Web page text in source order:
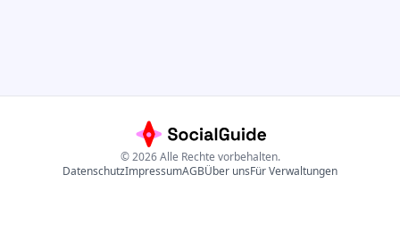
©2026Alle Rechte vorbehalten.
DatenschutzImpressumAGBÜber unsFür Verwaltungen